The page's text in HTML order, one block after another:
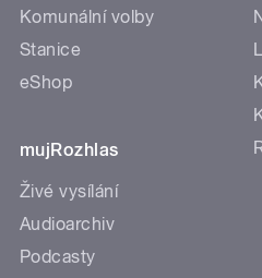
Komunální volby
Stanice
eShop
mujRozhlas
Živé vysílání
Audioarchiv
Podcasty